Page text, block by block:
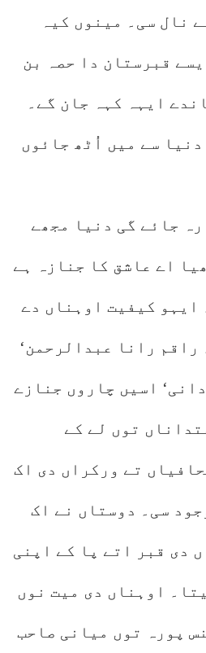
نال سی۔ مینوں کیہ
قبرستان دا حصہ بن
ایہہ کہہ جان گے۔
سے میں اُٹھ جائوں
جائے گی دنیا مجھے
اے عاشق کا جنازہ ہے
ایہو کیفیت اوہناں دے
راقم رانا عبدالرحمن‘
اسیں چاروں جنازے
توں لے کے
تے ورکراں دی اک
سی۔ دوستاں نے اک
دی قبر اتے پا کے اپنی
اوہناں دی میت نوں
پورہ توں میانی صاحب